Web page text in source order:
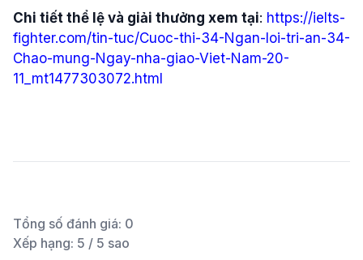
Chi tiết thể lệ và giải thưởng xem tại: https://ielts-
fighter.com/tin-tuc/Cuoc-thi-34-Ngan-loi-tri-an-34-
Chao-mung-Ngay-nha-giao-Viet-Nam-20-
11_mt1477303072.html
Tổng số đánh giá: 0
Xếp hạng: 5 / 5 sao